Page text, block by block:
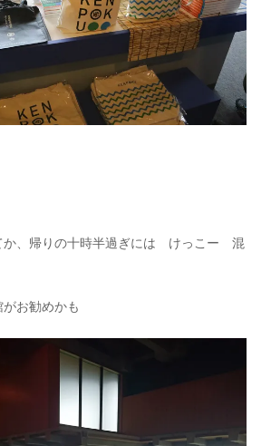
か、帰りの十時半過ぎには けっこー 混
お勧めかも